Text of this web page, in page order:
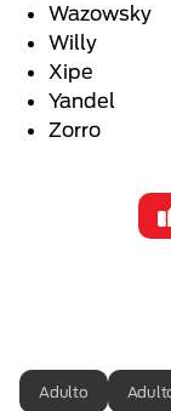
Wazowsky
Willy
Xipe
Yandel
Zorro
Adulto